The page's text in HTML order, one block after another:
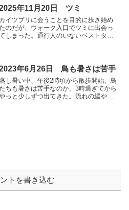
年11月20日 ツミ
カイツブリに会うことを目的に歩き始め
たのだが、ウォーク入口でツミに出会っ
しまった。通行人のいないベストタイ
った。カイツブリは又明...
年6月26日 鳥も暑さは苦手
し暑い中、午後2時頃から散歩開始。鳥
たちも暑さは苦手なのか、3時過ぎてから
っと少しずつ出てきた。流れの緩やか
トを書き込む